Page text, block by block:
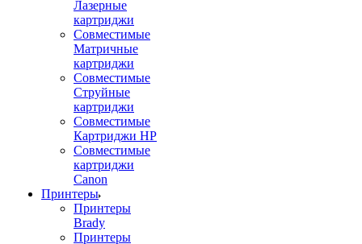
Лазерные
картриджи
Совместимые
Матричные
картриджи
Совместимые
Струйные
картриджи
Совместимые
Картриджи HP
Совместимые
картриджи
Canon
Принтеры
Принтеры
Brady
Принтеры